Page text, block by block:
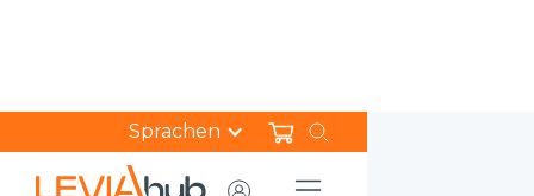
Sprachen